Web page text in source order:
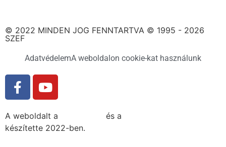
© 2022 MINDEN JOG FENNTARTVA © 1995 - 2026
SZEF
AdatvédelemA weboldalon cookie-kat használunk
A weboldalt a és a
készítette 2022-ben.